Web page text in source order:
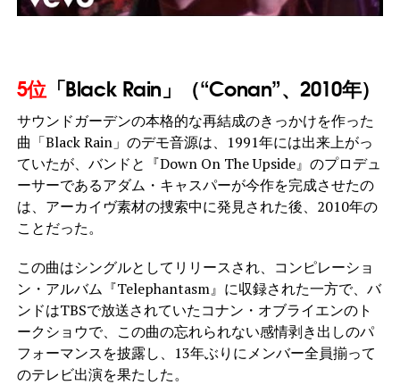
5位 「Black Rain」（“Conan”、2010年）
サウンドガーデンの本格的な再結成のきっかけを作った
曲「Black Rain」のデモ音源は、1991年には出来上がっ
ていたが、バンドと『Down On The Upside』のプロデュ
ーサーであるアダム・キャスパーが今作を完成させたの
は、アーカイヴ素材の捜索中に発見された後、2010年の
ことだった。
この曲はシングルとしてリリースされ、コンピレーショ
ン・アルバム『Telephantasm』に収録された一方で、バ
ンドはTBSで放送されていたコナン・オブライエンのト
ークショウで、この曲の忘れられない感情剥き出しのパ
フォーマンスを披露し、13年ぶりにメンバー全員揃って
のテレビ出演を果たした。